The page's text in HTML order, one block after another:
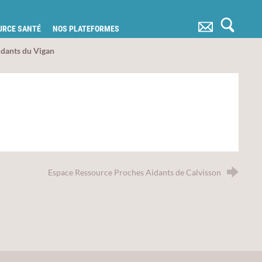
SANTÉ NOS PLATEFORMES
du Vigan
Espace Ressource Proches Aidants de Calvisson